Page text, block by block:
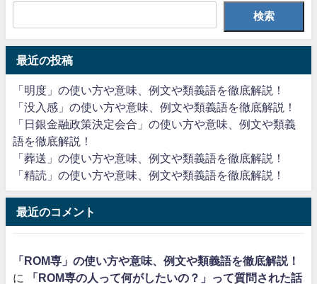
検索
最近の投稿
「明度」の使い方や意味、例文や類義語を徹底解説！
「没入感」の使い方や意味、例文や類義語を徹底解説！
「日銀金融政策決定会合」の使い方や意味、例文や類義
語を徹底解説！
「葬送」の使い方や意味、例文や類義語を徹底解説！
「精読」の使い方や意味、例文や類義語を徹底解説！
最近のコメント
「ROM専」の使い方や意味、例文や類義語を徹底解説！
に
「ROM専の人って何がしたいの？」って質問された話